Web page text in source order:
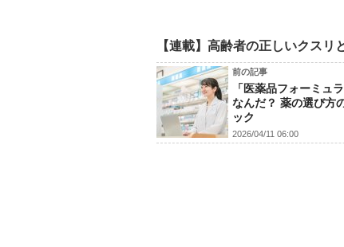
【連載】高齢者の正しいクスリ
前の記事
「医薬品フォーミュ
なんだ？ 薬の選び方
ック
2026/04/11 06:00